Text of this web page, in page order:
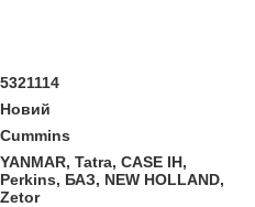
5321114
Новий
Cummins
YANMAR, Tatra, CASE IH,
Perkins, БАЗ, NEW HOLLAND,
Zetor